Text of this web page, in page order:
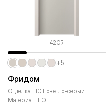
4207
Фридом
Отделка: ПЭТ светло-серый
Материал: ПЭТ
+5